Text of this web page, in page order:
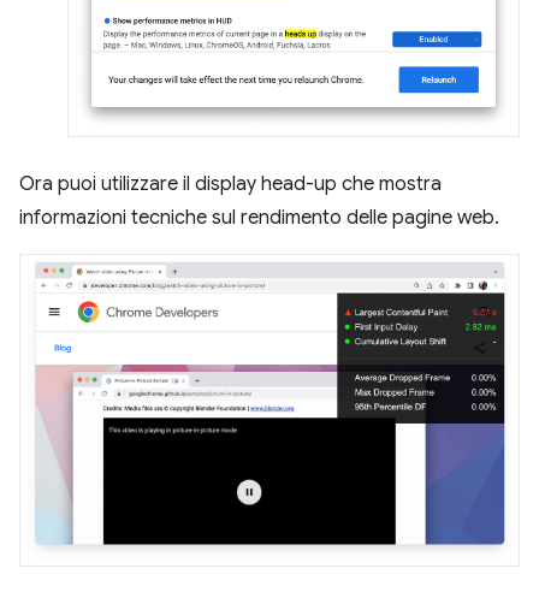
Ora puoi utilizzare il display head-up che mostra
informazioni tecniche sul rendimento delle pagine web.